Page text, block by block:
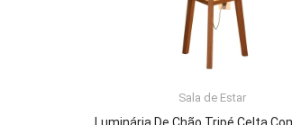
Sala de Estar
ADICIONAR AO CARRINHO